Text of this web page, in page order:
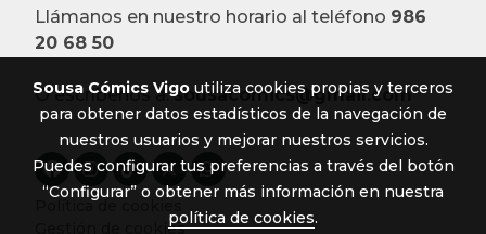
Llámanos en nuestro horario al teléfono 986
20 68 50
O escríbenos a:sousacomics@gmail.com
Política de cookies
Gestión de cookies
Sousa Cómics Vigo utiliza cookies propias y terceros
para obtener datos estadísticos de la navegación de
nuestros usuarios y mejorar nuestros servicios.
Puedes configurar tus preferencias a través del botón
“Configurar” o obtener más información en nuestra
política de cookies.